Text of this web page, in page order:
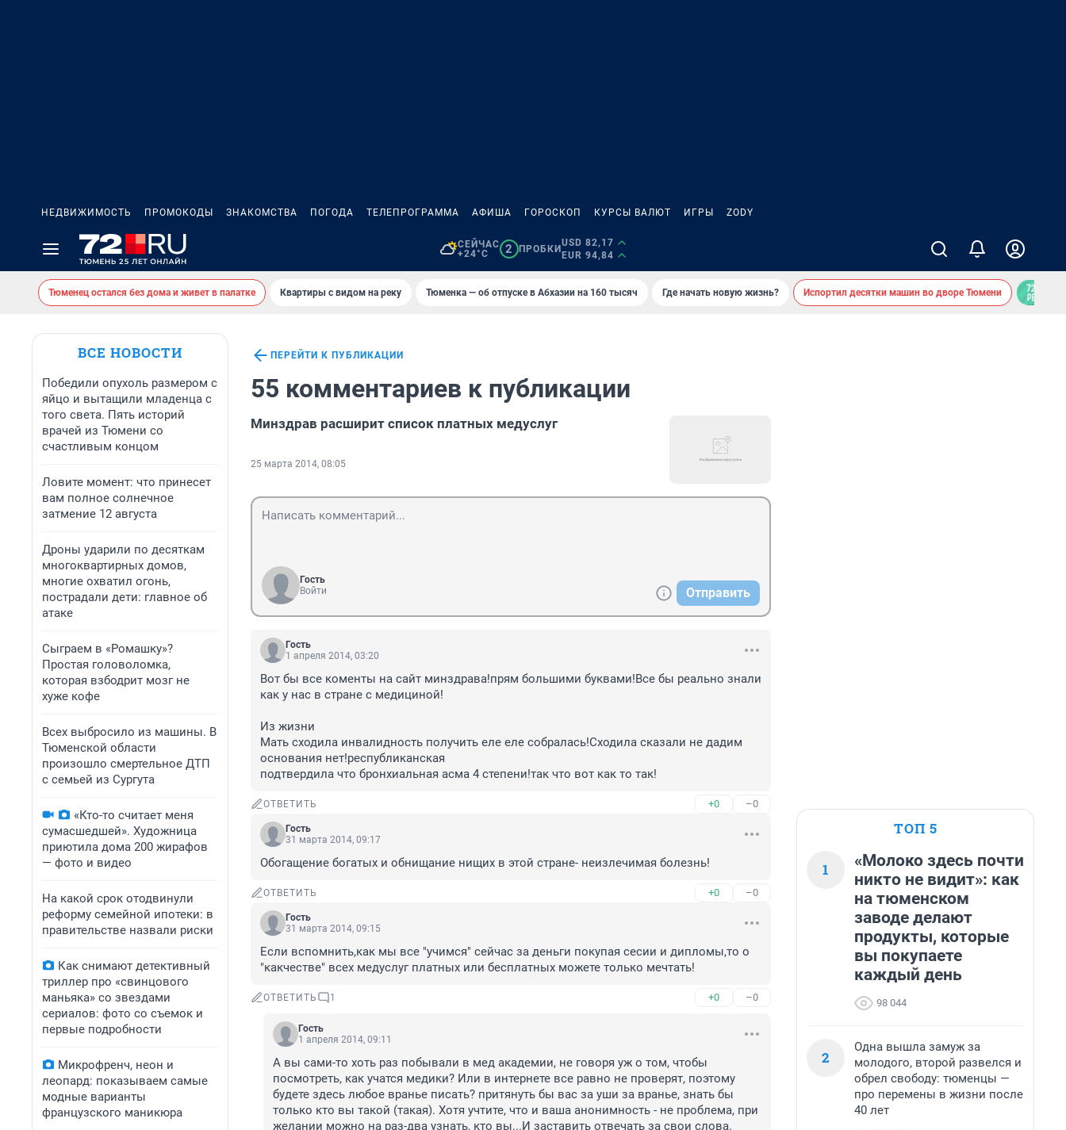
НЕДВИЖИМОСТЬ ПРОМОКОДЫ ЗНАКОМСТВА ПОГОДА ТЕЛЕПРОГРАММА АФИША ГОРОСКОП КУРСЫ ВАЛЮТ ИГРЫ ZODY
СЕЙЧАС
+24°C
2 ПРОБКИ
USD 82,17
EUR 94,84
Тюменец остался без дома и живет в палатке Квартиры с видом на реку Тюменка — об отпуске в Абхазии на 160 тысяч Где начать новую жизнь? Испортил десятки машин во дворе Тюмени
ВСЕ НОВОСТИ
Победили опухоль размером с
яйцо и вытащили младенца с
того света. Пять историй
врачей из Тюмени со
счастливым концом
Ловите момент: что принесет
вам полное солнечное
затмение 12 августа
Дроны ударили по десяткам
многоквартирных домов,
многие охватил огонь,
пострадали дети: главное об
атаке
Сыграем в «Ромашку»?
Простая головоломка,
которая взбодрит мозг не
хуже кофе
Всех выбросило из машины. В
Тюменской области
произошло смертельное ДТП
с семьей из Сургута
«Кто-то считает меня
сумасшедшей». Художница
приютила дома 200 жирафов
— фото и видео
На какой срок отодвинули
реформу семейной ипотеки: в
правительстве назвали риски
Как снимают детективный
триллер про «свинцового
маньяка» со звездами
сериалов: фото со съемок и
первые подробности
Микрофренч, неон и
леопард: показываем самые
модные варианты
французского маникюра
ПЕРЕЙТИ К ПУБЛИКАЦИИ
55 комментариев к публикации
Минздрав расширит список платных медуслуг
25 марта 2014, 08:05
Гость
Войти
Отправить
Гость
1 апреля 2014, 03:20
Вот бы все коменты на сайт минздрава!прям большими буквами!Все бы реально знали
как у нас в стране с медициной!
Из жизни
Мать сходила инвалидность получить еле еле собралась!Сходила сказали не дадим
основания нет!республиканская
подтвердила что бронхиальная асма 4 степени!так что вот как то так!
ОТВЕТИТЬ +0 –0
Гость
31 марта 2014, 09:17
Обогащение богатых и обнищание нищих в этой стране- неизлечимая болезнь!
ОТВЕТИТЬ +0 –0
Гость
31 марта 2014, 09:15
Если вспомнить,как мы все "учимся" сейчас за деньги покупая сесии и дипломы,то о
"какчестве" всех медуслуг платных или бесплатных можете только мечтать!
ОТВЕТИТЬ 1 +0 –0
Гость
1 апреля 2014, 09:11
А вы сами-то хоть раз побывали в мед академии, не говоря уж о том, чтобы
посмотреть, как учатся медики? Или в интернете все равно не проверят, поэтому
будете здесь любое вранье писать? притянуть бы вас за уши за вранье, знать бы
только кто вы такой (такая). Хотя учтите, что и ваша анонимность - не проблема, при
желании можно на раз-два узнать, кто вы...И заставить отвечать за свои слова.
ТОП 5
1
«Молоко здесь почти
никто не видит»: как
на тюменском
заводе делают
продукты, которые
вы покупаете
каждый день
98 044
2
Одна вышла замуж за
молодого, второй развелся и
обрел свободу: тюменцы —
про перемены в жизни после
40 лет